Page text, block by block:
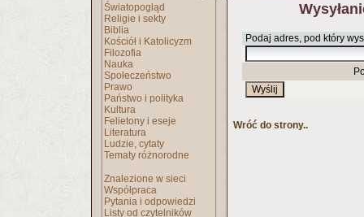
Światopogląd
Religie i sekty
Biblia
Kościół i Katolicyzm
Filozofia
Nauka
Społeczeństwo
Prawo
Państwo i polityka
Kultura
Felietony i eseje
Literatura
Ludzie, cytaty
Tematy różnorodne
Znalezione w sieci
Współpraca
Pytania i odpowiedzi
Listy od czytelników
Podaj adres, pod który
Wróć do strony..